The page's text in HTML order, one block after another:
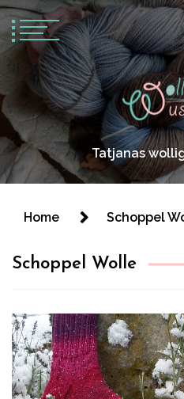
Tatjanas
Home Schoppel
Schoppel Wolle